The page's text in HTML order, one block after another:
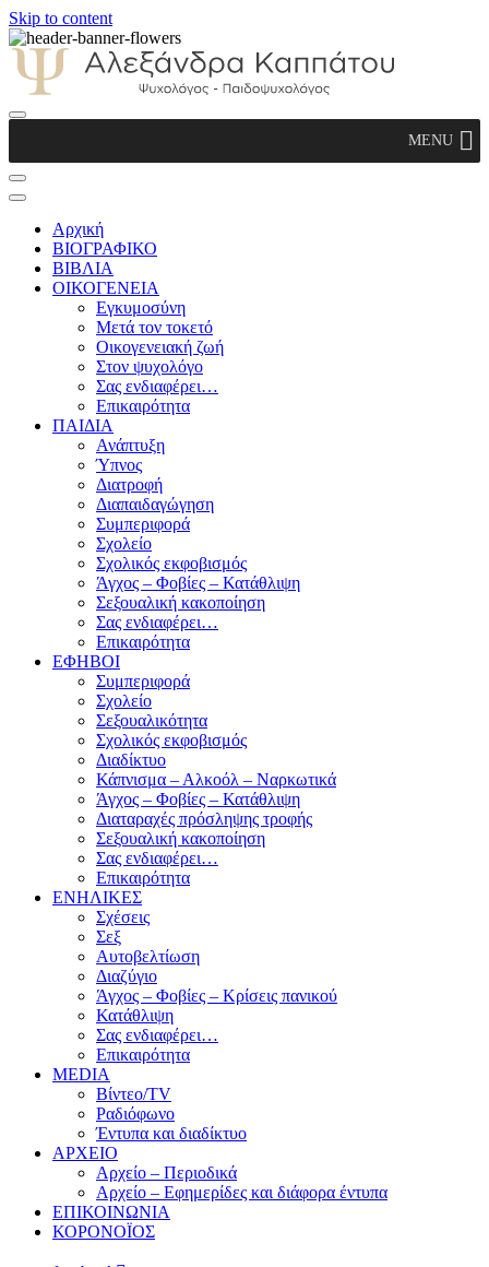
Skip to content
Παιδοψυχολόγος
MENU
Αρχική
ΒΙΟΓΡΑΦΙΚΟ
ΒΙΒΛΙΑ
ΟΙΚΟΓΕΝΕΙΑ
Εγκυμοσύνη
Μετά τον τοκετό
Οικογενειακή ζωή
Στον ψυχολόγο
Σας ενδιαφέρει…
Επικαιρότητα
ΠΑΙΔΙΑ
Ανάπτυξη
Ύπνος
Διατροφή
Διαπαιδαγώγηση
Συμπεριφορά
Σχολείο
Σχολικός εκφοβισμός
Άγχος – Φοβίες – Κατάθλιψη
Σεξουαλική κακοποίηση
Σας ενδιαφέρει…
Επικαιρότητα
ΕΦΗΒΟΙ
Συμπεριφορά
Σχολείο
Σεξουαλικότητα
Σχολικός εκφοβισμός
Διαδίκτυο
Κάπνισμα – Αλκοόλ – Ναρκωτικά
Άγχος – Φοβίες – Κατάθλιψη
Διαταραχές πρόσληψης τροφής
Σεξουαλική κακοποίηση
Σας ενδιαφέρει…
Επικαιρότητα
ΕΝΗΛΙΚΕΣ
Σχέσεις
Σεξ
Αυτοβελτίωση
Διαζύγιο
Άγχος – Φοβίες – Κρίσεις πανικού
Κατάθλιψη
Σας ενδιαφέρει…
Επικαιρότητα
MEDIA
Βίντεο/TV
Ραδιόφωνο
Έντυπα και διαδίκτυο
ΑΡΧΕΙΟ
Αρχείο – Περιοδικά
Αρχείο – Εφημερίδες και διάφορα έντυπα
ΕΠΙΚΟΙΝΩΝΙΑ
ΚΟΡΟΝΟΪΟΣ